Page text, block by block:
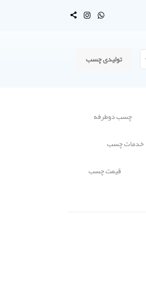
تولیدی چسب
چسب دوطرفه
خدمات چسب
قیمت چسب